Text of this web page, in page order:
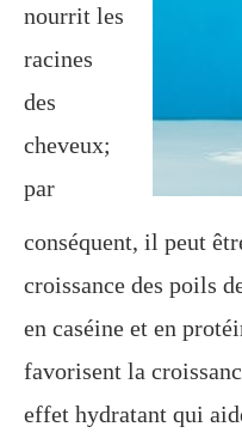
nourrit les
racines
des
cheveux;
par
conséquent, il peut
croissance des poils
en caséine et en
favorisent la
effet hydratant qui